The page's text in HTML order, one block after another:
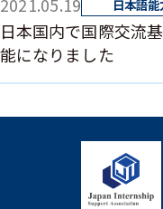
日本国内で国際交流
能になりました